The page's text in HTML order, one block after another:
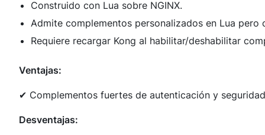
Construido con Lua sobre NGINX.
Admite complementos personalizados en Lua
Requiere recargar Kong al habilitar/deshabilitar
Ventajas:
✔ Complementos fuertes de autenticación y
Desventajas: